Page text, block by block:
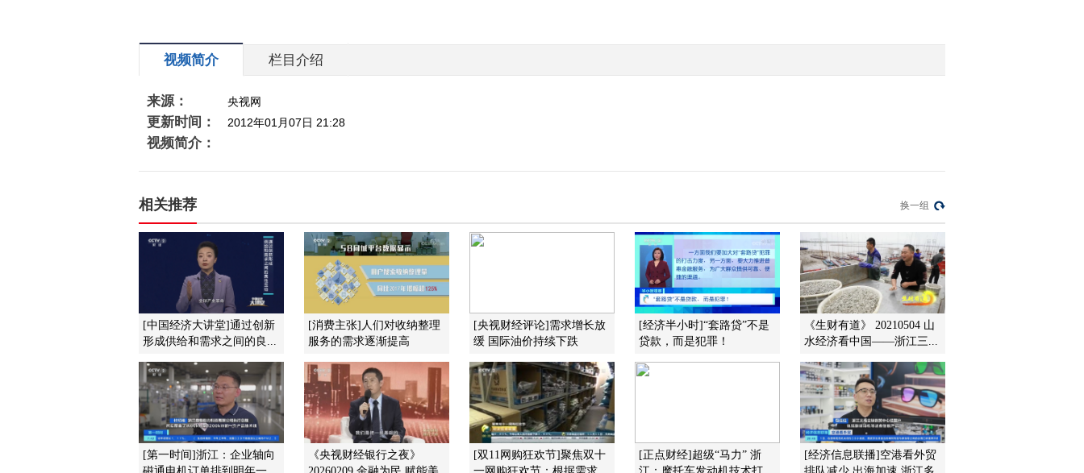
2012-01-25 21:52:15
《经济信息联播》
20120120
2012-01-20 22:34:49
《经济信息联播》
20120119
2012-01-19 22:36:52
《经济信息联播》
20120118
视频简介 栏目介绍
来源： 央视网
更新时间： 2012年01月07日 21:28
视频简介：
相关推荐 换一组
[中国经济大讲堂]通过创新
形成供给和需求之间的良...
[消费主张]人们对收纳整理
服务的需求逐渐提高
[央视财经评论]需求增长放
缓 国际油价持续下跌
[经济半小时]“套路贷”不是
贷款，而是犯罪！
《生财有道》 20210504 山
水经济看中国——浙江三...
[第一时间]浙江：企业轴向
《央视财经银行之夜》
[双11网购狂欢节]聚焦双十
[正点财经]超级“马力” 浙
[经济信息联播]空港看外贸